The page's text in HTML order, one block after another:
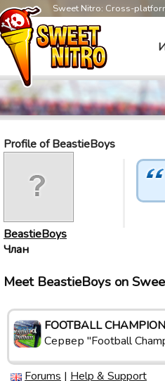
Sweet Nitro: Cross-
Profile of BeastieBoys
BeastieBoys
Члан
Meet BeastieBoys on
FOOTBALL
Сервер "Football
Forums | Help & Support